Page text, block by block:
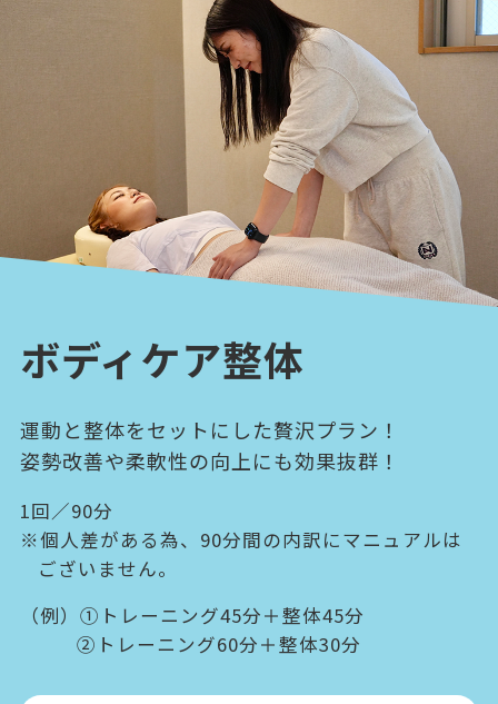
ボディケア整体
運動と整体をセットにした贅沢プラン！
姿勢改善や柔軟性の向上にも効果抜群！
1回／90分
※個人差がある為、90分間の内訳にマニュアルは
ございません。
（例）①トレーニング45分＋整体45分
②トレーニング60分＋整体30分